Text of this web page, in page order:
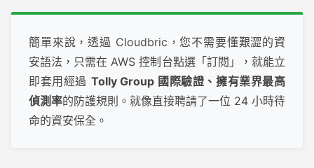
簡單來說，透過 Cloudbric，您不需要懂艱澀的資
安語法，只需在 AWS 控制台點選「訂閱」，就能立
即套用經過 Tolly Group 國際驗證、擁有業界最高
偵測率的防護規則。就像直接聘請了一位 24 小時待
命的資安保全。